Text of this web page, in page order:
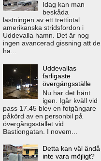
Idag kan man
beskåda
lastningen av ett trettiotal
amerikanska stridsfordon i
Uddevalla hamn. Det är nog
ingen avancerad gissning att de
ha...
Uddevallas
farligaste
övergångsställe
Nu har det hänt
igen. Igår kväll vid
pass 17.45 blev en fotgängare
påkörd av en personbil på
övergångsstället vid
Bastiongatan. I novem...
Detta kan väl ändå
inte vara möjligt?